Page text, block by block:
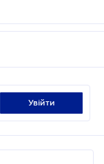
увійти